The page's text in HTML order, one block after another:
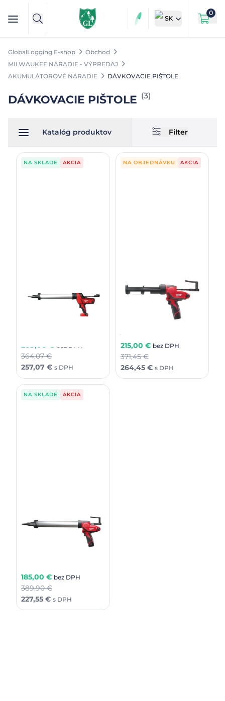
SK
0
GlobalLogging E-shop
Obchod
MILWAUKEE NÁRADIE - VÝPREDAJ
AKUMULÁTOROVÉ NÁRADIE
DÁVKOVACIE PIŠTOLE
DÁVKOVACIE PIŠTOLE (3)
Katalóg produktov Filter
NA SKLADE AKCIA
M18™ dávkovacia pištoľ s
600 ml hliníková tuba
209,00 € bez DPH
364,07€
257,07 € s DPH
NA OBJEDNÁVKU AKCIA
201B
M12™ kompaktná
dávkovacia pištoľ s 310 ml
301,99
215,00 € bez DPH
371,45€
264,45 € s DPH
NA SKLADE AKCIA
M12™ kompaktná
dávkovacia pištoľ s 600 ml
185,00 € bez DPH
389,90€
227,55 € s DPH